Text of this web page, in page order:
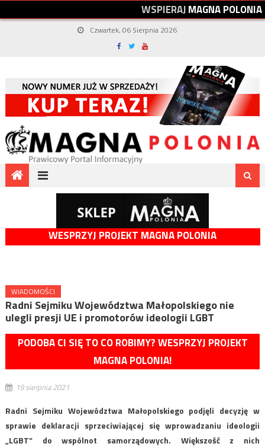
WSPIERAJMAGNAPOLONIA
Czwartek, 06 Sierpnia 2026
WESPRZYJ PROJEKT MAGNA POLONIA
WIADOMOŚCI
Radni Sejmiku Województwa Małopolskiego nie
ulegli presji UE i promotorów ideologii LGBT
PODOBA CI SIĘ TO CO ROBIMY? WESPRZYJ PROJEKT
MAGNA POLONIA!
19 sierpnia 2021
Radni Sejmiku Województwa Małopolskiego podjęli decyzję w
sprawie deklaracji sprzeciwiającej się wprowadzaniu ideologii
„LGBT” do wspólnot samorządowych. Większość z nich